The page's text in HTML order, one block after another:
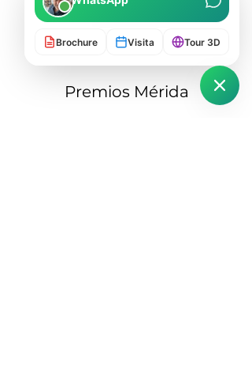
Premios Mérida
Brochure Visita Tour 3D